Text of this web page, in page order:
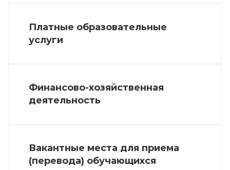
Платные образовательные
услуги
Финансово-хозяйственная
деятельность
Вакантные места для приема
(перевода) обучающихся